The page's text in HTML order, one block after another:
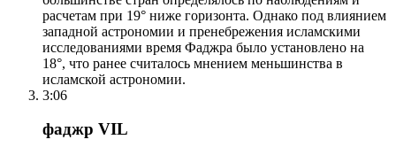
расчетам при 19° ниже горизонта. Однако под влиянием
западной астрономии и пренебрежения исламскими
исследованиями время Фаджра было установлено на
18°, что ранее считалось мнением меньшинства в
исламской астрономии.
3:06
фаджр VIL